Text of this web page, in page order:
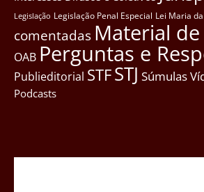
Legislação Legislação Penal Especial Lei Maria
comentadas Material
OAB Perguntas e
Publieditorial STFSTJ Súmulas
Podcasts